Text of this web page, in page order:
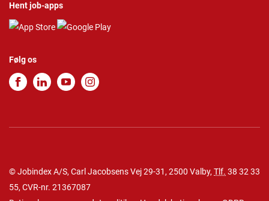
Hent job-apps
Følg os
© Jobindex A/S, Carl Jacobsens Vej 29-31, 2500 Valby, Tlf. 38 32 33
55, CVR-nr. 21367087